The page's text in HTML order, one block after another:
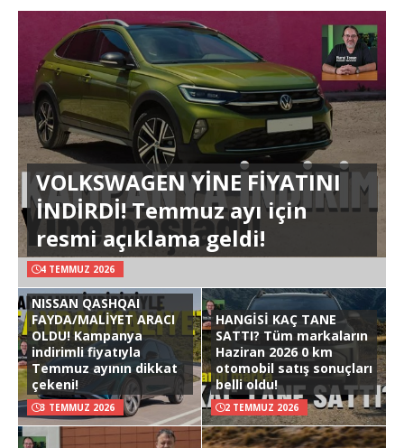
VOLKSWAGEN YİNE FİYATINI
İNDİRDİ! Temmuz ayı için
resmi açıklama geldi!
4 TEMMUZ 2026
NISSAN QASHQAI
FAYDA/MALİYET ARACI
OLDU! Kampanya
indirimli fiyatıyla
Temmuz ayının dikkat
çekeni!
3 TEMMUZ 2026
HANGİSİ KAÇ TANE
SATTI? Tüm markaların
Haziran 2026 0 km
otomobil satış sonuçları
belli oldu!
2 TEMMUZ 2026